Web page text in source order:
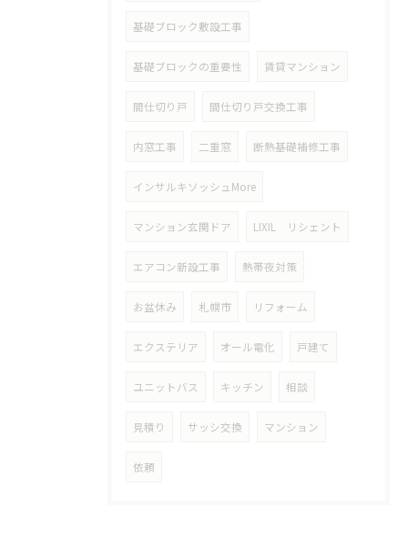
基礎ブロック敷設工事
基礎ブロックの重要性 賃貸マンション
間仕切り戸 間仕切り戸交換工事
内窓工事 二重窓 断熱基礎補修工事
インサルキソッシュMore
マンション玄関ドア LIXIL リシェント
エアコン新設工事 熱帯夜対策
お盆休み 札幌市 リフォーム
エクステリア オール電化 戸建て
ユニットバス キッチン 相談
見積り サッシ交換 マンション
依頼